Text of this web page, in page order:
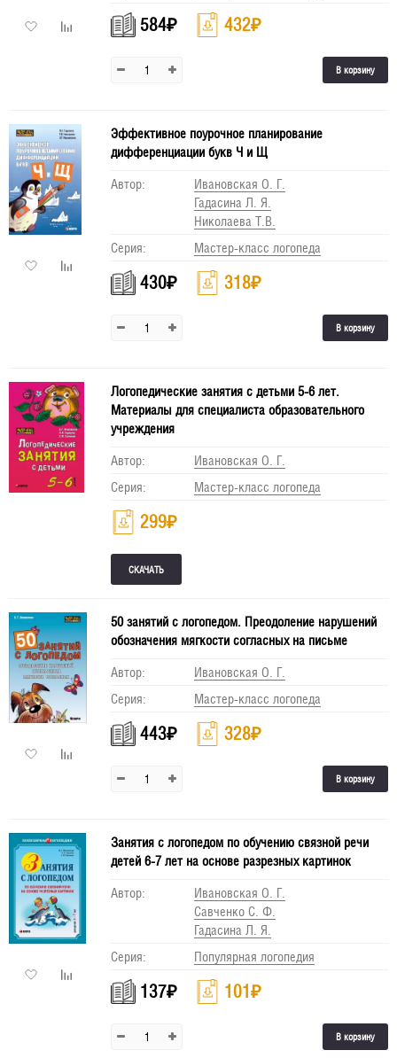
584₽ 432₽
В корзину
Эффективное поурочное планирование
дифференциации букв Ч и Щ
Автор:
Ивановская О. Г.
Гадасина Л. Я.
Николаева Т.В.
Серия:
Мастер-класс логопеда
430₽ 318₽
В корзину
Логопедические занятия с детьми 5-6 лет.
Материалы для специалиста образовательного
учреждения
Автор:
Ивановская О. Г.
Серия:
Мастер-класс логопеда
299₽
50 занятий с логопедом. Преодоление нарушений
обозначения мягкости согласных на письме
Автор:
Ивановская О. Г.
Серия:
Мастер-класс логопеда
443₽ 328₽
В корзину
Занятия с логопедом по обучению связной речи
детей 6-7 лет на основе разрезных картинок
Автор:
Ивановская О. Г.
Савченко С. Ф.
Гадасина Л. Я.
Серия:
Популярная логопедия
137₽ 101 ₽
В корзину